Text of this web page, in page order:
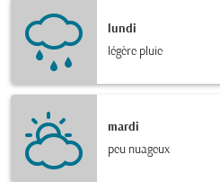
lundi
légère pluie
mardi
peu nuageux